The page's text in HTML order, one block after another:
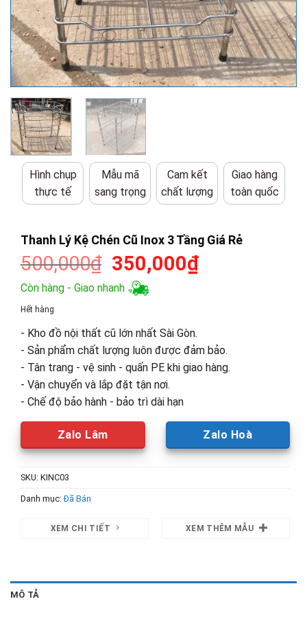
Hình chụp
thực tế
Mẫu mã
sang trọng
Cam kết
chất lượng
Giao hàng
toàn quốc
Thanh Lý Kệ Chén Cũ Inox 3 Tầng Giá Rẻ
500,000₫ Giá
gốc
350,000₫Giá
350,000₫.
Còn hàng - Giao nhanh
Hết hàng
- Kho đồ nội thất cũ lớn nhất Sài Gòn.
- Sản phẩm chất lượng luôn được đảm bảo.
- Tân trang - vệ sinh - quấn PE khi giao hàng.
- Vận chuyển và lắp đặt tận nơi.
- Chế độ bảo hành - bảo trì dài hạn
Zalo Lâm Zalo Hoà
SKU: KINC03
Danh mục:Đã Bán
XEM CHI TIẾT XEM THÊM MẪU
MÔ TẢ